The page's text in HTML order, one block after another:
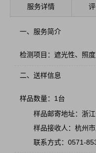
服务详情
一、服务简介
检测项目：遮光性、照
二、送样信息
样品数量：1台
样品邮寄地址：浙
样品接收人：杭州
联系方式：0571-